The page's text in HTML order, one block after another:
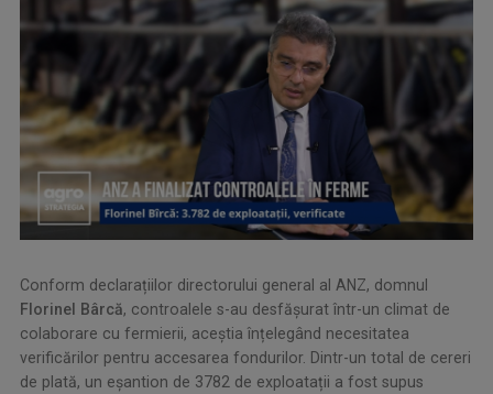
Conform declarațiilor directorului general al ANZ, domnul
Florinel Bârcă, controalele s-au desfășurat într-un climat de
colaborare cu fermierii, aceștia înțelegând necesitatea
verificărilor pentru accesarea fondurilor. Dintr-un total de cereri
de plată, un eșantion de 3782 de exploatații a fost supus